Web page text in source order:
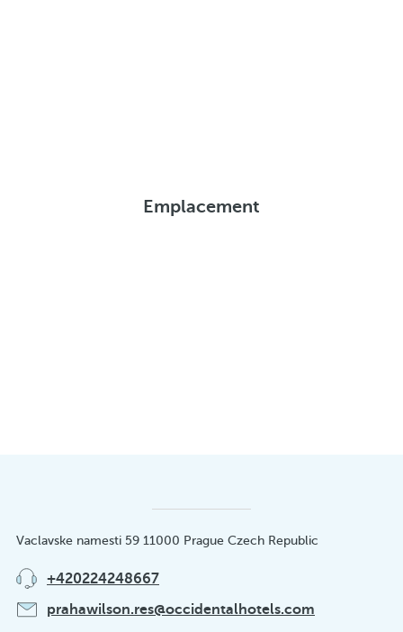
Emplacement
Vaclavske namesti 59 11000 Prague Czech Republic
+420224248667
prahawilson.res@occidentalhotels.com